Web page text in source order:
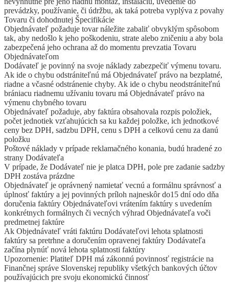
prevádzky, používanie, či údržbu, ak taká potreba vyplýva z povahy
Tovaru či dohodnutej Špecifikácie
Objednávateľ požaduje tovar náležite zabaliť obvyklým spôsobom
tak, aby nedošlo k jeho poškodeniu, strate alebo zničeniu a aby bola
zabezpečená jeho ochrana až do momentu prevzatia Tovaru
Objednávateľom
Dodávateľ je povinný na svoje náklady zabezpečiť výmenu tovaru.
Ak ide o chybu odstrániteľnú má Objednávateľ právo na bezplatné,
riadne a včasné odstránenie chyby. Ak ide o chybu neodstrániteľnú
brániacu riadnemu užívaniu tovaru má Objednávateľ právo na
výmenu chybného tovaru
Objednávateľ požaduje, aby faktúra obsahovala rozpis položiek,
počet jednotiek vzťahujúcich sa ku každej položke, ich jednotkové
ceny bez DPH, sadzbu DPH, cenu s DPH a celkovú cenu za danú
položku
Poštové náklady v prípade reklamačného konania, budú hradené zo
strany Dodávateľa
V prípade, že Dodávateľ nie je platca DPH, pole pre zadanie sadzby
DPH zostáva prázdne
Objednávateľ je oprávnený namietať vecnú a formálnu správnosť a
úplnosť faktúry a jej povinných príloh najneskôr do15 dní odo dňa
doručenia faktúry Objednávateľovi vrátením faktúry s uvedením
konkrétnych formálnych či vecných výhrad Objednávateľa voči
predmetnej faktúre
Ak Objednávateľ vráti faktúru Dodávateľovi lehota splatnosti
faktúry sa pretrhne a doručením opravenej faktúry Dodávateľa
začína plynúť nová lehota splatnosti faktúry
Upozornenie: Platiteľ DPH má zákonnú povinnosť registrácie na
Finančnej správe Slovenskej republiky všetkých bankových účtov
používajúcich pre svoju ekonomickú činnosť